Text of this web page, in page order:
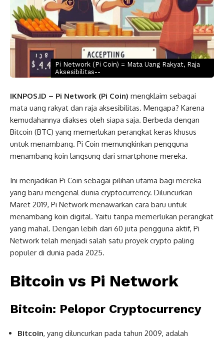
Pi Network (Pi Coin) = Mata Uang Rakyat, Raja
Aksesibilitas--
IKNPOS.ID – Pi Network (Pi Coin) mengklaim sebagai
mata uang rakyat dan raja aksesibilitas. Mengapa? Karena
kemudahannya diakses oleh siapa saja. Berbeda dengan
Bitcoin (BTC) yang memerlukan perangkat keras khusus
untuk menambang. Pi Coin memungkinkan pengguna
menambang koin langsung dari smartphone mereka.
Ini menjadikan Pi Coin sebagai pilihan utama bagi mereka
yang baru mengenal dunia cryptocurrency. Diluncurkan
Maret 2019, Pi Network menawarkan cara baru untuk
menambang koin digital. Yaitu tanpa memerlukan perangkat
yang mahal. Dengan lebih dari 60 juta pengguna aktif, Pi
Network telah menjadi salah satu proyek crypto paling
populer di dunia pada 2025.
Bitcoin vs Pi Network
Bitcoin: Pelopor Cryptocurrency
Bitcoin, yang diluncurkan pada tahun 2009, adalah